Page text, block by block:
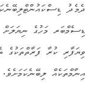
ޑިސެމްބަރ މަހުގެ
ވިޔަފާރި ކުރާ ފަރާތްތަކުގެ
އިނާމްތަކެއް